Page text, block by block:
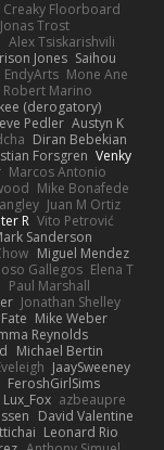
Creaky Floorboard
Jonas Trost
Alex Tsiskarishvili
Jones Saihou
EndyArts Mone Ane
Robert Marino
(derogatory)
Pedler Austyn K
Diran Bebekian
Forsgren Venky
Marcos Antonio
Mike Bonafede
Juan M Ortiz
R Vito Petrović
Sanderson
Miguel Mendez
Gallegos Elena T
Paul Marshall
Jonathan Shelley
Mike Weber
Reynolds
Michael Bertin
JaaySweeney
FeroshGirlSims
Lux_Fox azbeaupre
David Valentine
Leonard Rio